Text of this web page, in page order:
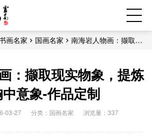
画名家 国画名家
南海岩人物画：撷取现
：撷取现实物象，提炼
意象-作品定制
03-27 分类： 国画名家 浏览量：337